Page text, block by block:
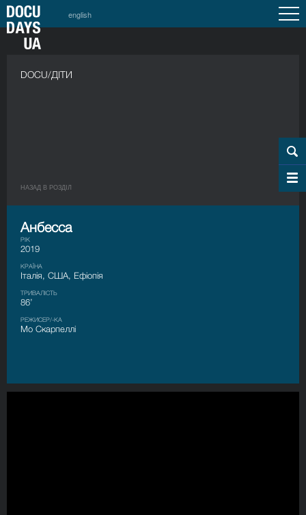
english
DOCU/ДІТИ
НАЗАД В РОЗДIЛ
Анбесса
РІК
2019
КРАЇНА
Італія, США, Ефіопія
ТРИВАЛІСТЬ
86’
РЕЖИСЕР/-КА
Мо Скарпеллі